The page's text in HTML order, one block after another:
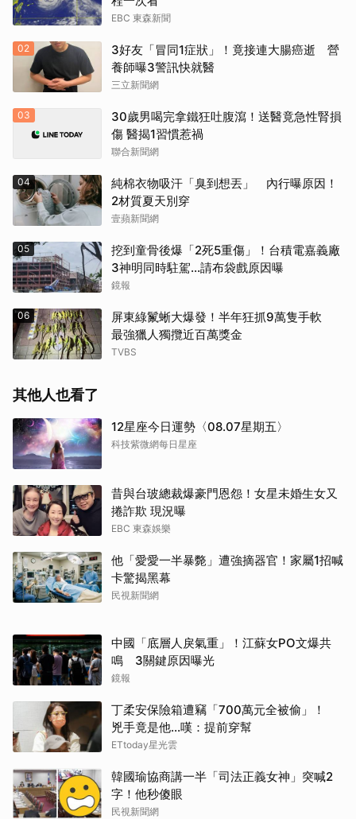
EBC 東森新聞
02
3好友「冒同1症狀」！竟接連大腸癌逝 營
養師曝3警訊快就醫
三立新聞網
03
30歲男喝完拿鐵狂吐腹瀉！送醫竟急性腎損
傷 醫揭1習慣惹禍
聯合新聞網
04
純棉衣物吸汗「臭到想丟」 內行曝原因！
2材質夏天別穿
壹蘋新聞網
05
挖到童骨後爆「2死5重傷」！台積電嘉義廠
3神明同時駐駕...請布袋戲原因曝
鏡報
06
屏東綠鬣蜥大爆發！半年狂抓9萬隻手軟
最強獵人獨攬近百萬獎金
TVBS
其他人也看了
12星座今日運勢〈08.07星期五〉
科技紫微網每日星座
昔與台玻總裁爆豪門恩怨！女星未婚生女又
捲詐欺 現況曝
EBC 東森娛樂
他「愛愛一半暴斃」遭強摘器官！家屬1招喊
卡驚揭黑幕
民視新聞網
中國「底層人戾氣重」！江蘇女PO文爆共
鳴 3關鍵原因曝光
鏡報
丁柔安保險箱遭竊「700萬元全被偷」！
兇手竟是他...嘆：提前穿幫
ETtoday星光雲
韓國瑜協商講一半「司法正義女神」突喊2
字！他秒傻眼
民視新聞網